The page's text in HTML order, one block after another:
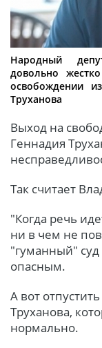
Народный
довольно
освобождении
Труханова
Выход на
Геннадия
Так считает
"Когда речь
ни в чем не
"гуманный"
опасным.
А вот
Труханова,
нормально.